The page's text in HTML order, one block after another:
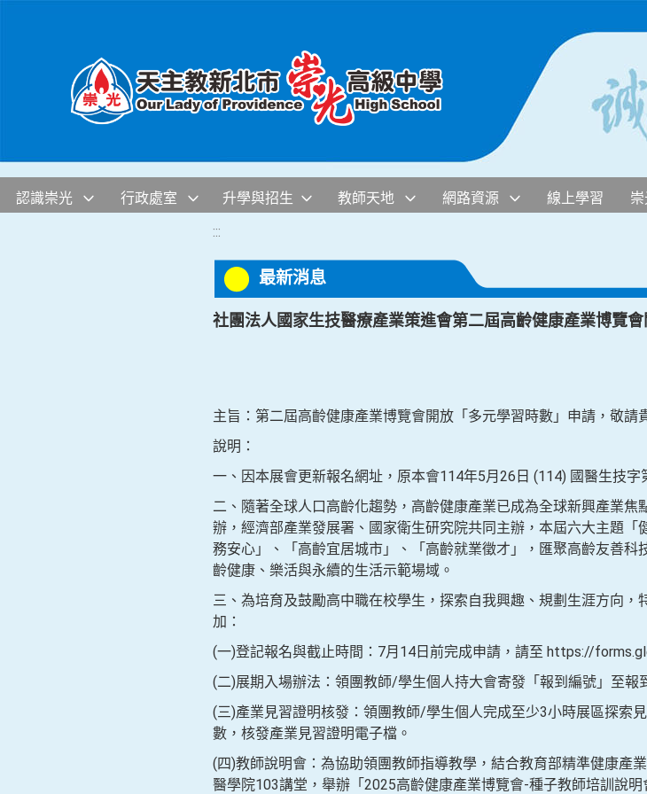
認識崇光 行政處室 升學與招生 教師天地 網路資源 線上學習
:::
最新消息
社團法人國家生技醫療產業策進會第二屆高齡健康產業博覽
主旨：第二屆高齡健康產業博覽會開放「多元學習時數」申請，敬
說明：
一、因本展會更新報名網址，原本會114年5月26日 (114) 國醫生技字
二、隨著全球人口高齡化趨勢，高齡健康產業已成為全球新興產業
辦，經濟部產業發展署、國家衛生研究院共同主辦，本屆六大主題
務安心」、「高齡宜居城市」、「高齡就業徵才」，匯聚高齡友善
齡健康、樂活與永續的生活示範場域。
三、為培育及鼓勵高中職在校學生，探索自我興趣、規劃生涯方向
加：
(一)登記報名與截止時間：7月14日前完成申請，請至 https://
(二)展期入場辦法：領團教師/學生個人持大會寄發「報到編號」至報
(三)產業見習證明核發：領團教師/學生個人完成至少3小時展區探索
數，核發產業見習證明電子檔。
(四)教師說明會：為協助領團教師指導教學，結合教育部精準健康產
醫學院103講堂，舉辦「2025高齡健康產業博覽會-種子教師培訓說明